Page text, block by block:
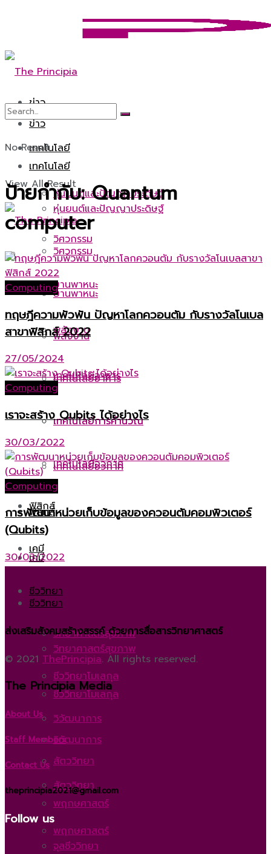
ข่าว
เทคโนโลยี
หุ่นยนต์และปัญญาประดิษฐ์
วิศวกรรม
ยานพาหนะ
พลังงาน
เทคโนโลยีอาหาร
เทคโนโลยีการคำนวณ
เทคโนโลยีอวกาศ
ฟิสิกส์
เคมี
ชีววิทยา
วิทยาศาสตร์สุขภาพ
ชีววิทยาโมเลกุล
วิวัฒนาการ
สัตววิทยา
พฤกษศาสตร์
ข่าว
เทคโนโลยี
หุ่นยนต์และปัญญาประดิษฐ์
วิศวกรรม
ยานพาหนะ
พลังงาน
เทคโนโลยีอาหาร
เทคโนโลยีการคำนวณ
เทคโนโลยีอวกาศ
ฟิสิกส์
เคมี
ชีววิทยา
วิทยาศาสตร์สุขภาพ
ชีววิทยาโมเลกุล
วิวัฒนาการ
สัตววิทยา
พฤกษศาสตร์
จุลชีววิทยา
No Result
View All Result
ป้ายกำกับ:Quantum
computer
Computing
ทฤษฎีความพัวพัน ปัญหาโลกควอนตัม กับรางวัลโนเบล
สาขาฟิสิกส์ 2022
27/05/2024
Computing
เราจะสร้าง Qubits ได้อย่างไร
30/03/2022
Computing
การพัฒนาหน่วยเก็บข้อมูลของควอนตัมคอมพิวเตอร์
(Qubits)
30/03/2022
ส่งเสริมสังคมสร้างสรรค์ ด้วยการสื่อสารวิทยาศาสตร์
© 2021 ThePrincipia. All rights reserved.
The Principia Media
About Us
Staff Members
Contact Us
theprincipia2021@gmail.com
Follow us